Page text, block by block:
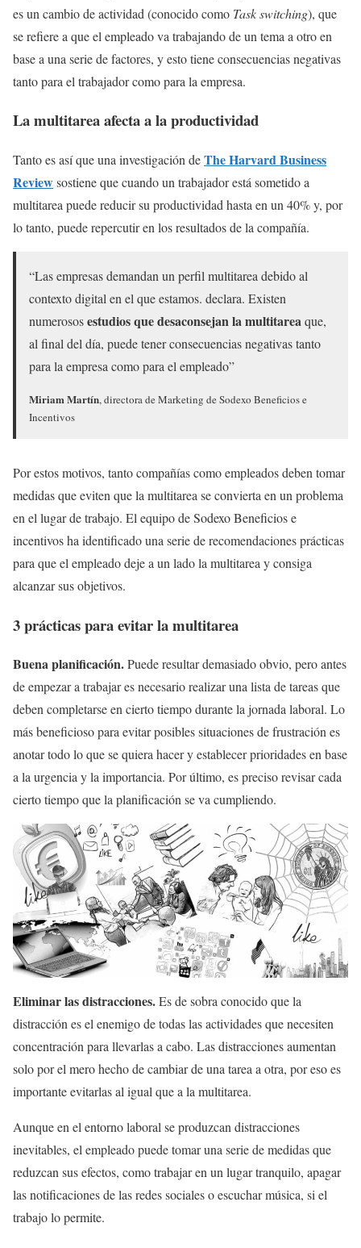
es un cambio de actividad (conocido como Task switching), que
se refiere a que el empleado va trabajando de un tema a otro en
base a una serie de factores, y esto tiene consecuencias negativas
tanto para el trabajador como para la empresa.
La multitarea afecta a la productividad
Tanto es así que una investigación deThe Harvard Business
Reviewsostiene que cuando un trabajador está sometido a
multitarea puede reducir su productividad hasta en un 40% y, por
lo tanto, puede repercutir en los resultados de la compañía.
“Las empresas demandan un perfil multitarea debido al
contexto digital en el que estamos. declara. Existen
numerososestudios que desaconsejan la multitareaque,
al final del día, puede tener consecuencias negativas tanto
para la empresa como para el empleado”
Miriam Martín, directora de Marketing de Sodexo Beneficios e
Incentivos
Por estos motivos, tanto compañías como empleados deben tomar
medidas que eviten que la multitarea se convierta en un problema
en el lugar de trabajo. El equipo de Sodexo Beneficios e
incentivos ha identificado una serie de recomendaciones prácticas
para que el empleado deje a un lado la multitarea y consiga
alcanzar sus objetivos.
3 prácticas para evitar la multitarea
Buena planificación.Puede resultar demasiado obvio, pero antes
de empezar a trabajar es necesario realizar una lista de tareas que
deben completarse en cierto tiempo durante la jornada laboral. Lo
más beneficioso para evitar posibles situaciones de frustración es
anotar todo lo que se quiera hacer y establecer prioridades en base
a la urgencia y la importancia. Por último, es preciso revisar cada
cierto tiempo que la planificación se va cumpliendo.
Eliminar las distracciones.Es de sobra conocido que la
distracción es el enemigo de todas las actividades que necesiten
concentración para llevarlas a cabo. Las distracciones aumentan
solo por el mero hecho de cambiar de una tarea a otra, por eso es
importante evitarlas al igual que a la multitarea.
Aunque en el entorno laboral se produzcan distracciones
inevitables, el empleado puede tomar una serie de medidas que
reduzcan sus efectos, como trabajar en un lugar tranquilo, apagar
las notificaciones de las redes sociales o escuchar música, si el
trabajo lo permite.